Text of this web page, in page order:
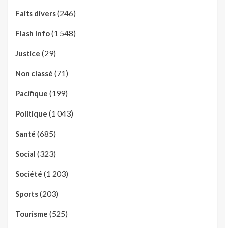
Faits divers(246)
Flash Info(1 548)
Justice (29)
Non classé (71)
Pacifique (199)
Politique (1 043)
Santé (685)
Social (323)
Société (1 203)
Sports(203)
Tourisme (525)